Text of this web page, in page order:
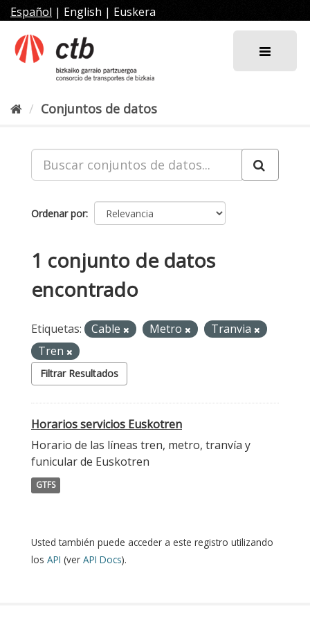
al
contenido
Español | English | Euskera
Conjuntos de datos
Ordenar por
1 conjunto de datos
encontrado
Etiquetas: Cable Metro
Tranvia
Tren
Filtrar Resultados
Horarios servicios Euskotren
Horario de las líneas tren, metro, tranvía y
funicular de Euskotren
GTFS
Usted también puede acceder a este registro utilizando
los API (ver API Docs).